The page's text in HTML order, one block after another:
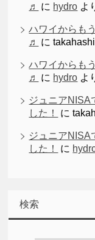
♬
に hydro よ
ハワイからも
♬
にtakahashi
ハワイからも
♬
に hydro よ
ジュニアNISA
した！
に
ジュニアNISA
した！
に
検索